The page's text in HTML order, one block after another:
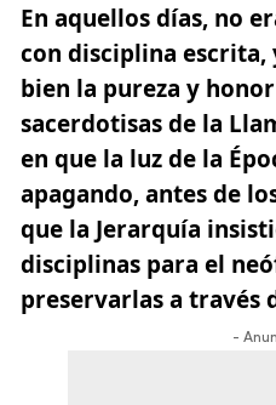
En aquellos días, no
con disciplina escrita,
bien la pureza y
sacerdotisas de la
en que la luz de la
apagando, antes de
que la Jerarquía
disciplinas para el
preservarlas a través
-